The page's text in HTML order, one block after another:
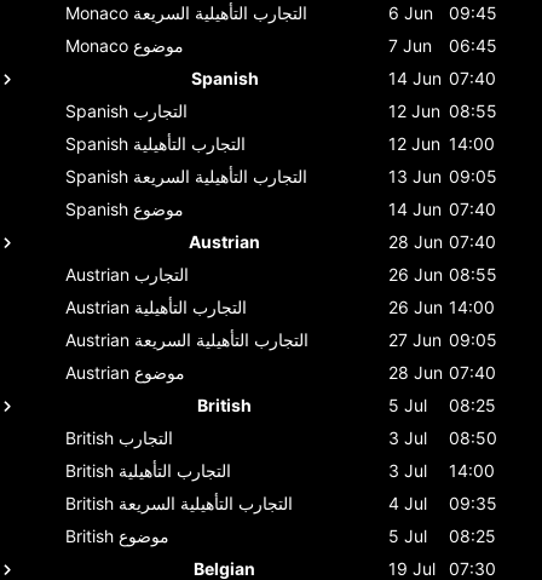
Monaco التجارب التأهيلية السريعة 6 Jun
09:45
Monaco موضوع 7 Jun
06:45
Spanish
14 Jun 07:40
Spanish التجارب 12 Jun 08:55
Spanish التجارب التأهيلية 12 Jun 14:00
Spanish التجارب التأهيلية السريعة 13 Jun 09:05
Spanish موضوع 14 Jun 07:40
Austrian
28 Jun 07:40
Austrian التجارب 26 Jun 08:55
Austrian التجارب التأهيلية 26 Jun 14:00
Austrian التجارب التأهيلية السريعة 27 Jun 09:05
Austrian موضوع 28 Jun 07:40
British
5 Jul
08:25
British التجارب 3 Jul
08:50
British التجارب التأهيلية 3 Jul
14:00
British التجارب التأهيلية السريعة 4 Jul
09:35
British موضوع 5 Jul
08:25
Belgian
19 Jul
07:30